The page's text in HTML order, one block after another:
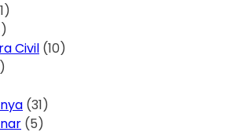
Civil (10)
(31)
(5)